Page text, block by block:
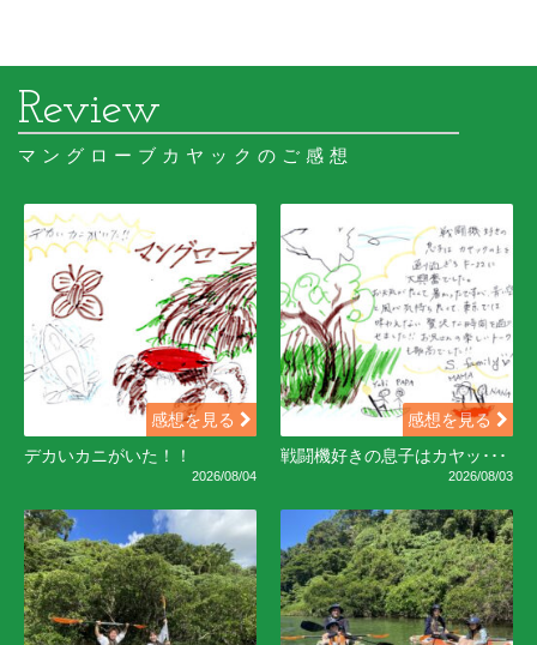
マングローブカヤックのご感想
感想を見る
デカいカニがいた！！
2026/08/04
感想を見る
戦闘機好きの息子はカヤッ･･･
2026/08/03